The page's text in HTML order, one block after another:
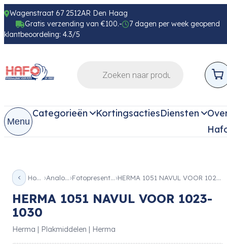
Wagenstraat 67 2512AR Den Haag
Gratis verzending van €100.-
7 dagen per week geopend
klantbeoordeling: 4.3/5
Menu
Categorieën KortingsactiesDiensten
Home Analoog Fotopresentatie HERMA 1051 NAVUL VOOR 1023-1030
HERMA 1051 NAVUL VOOR 1023-
1030
Herma | Plakmiddelen | Herma